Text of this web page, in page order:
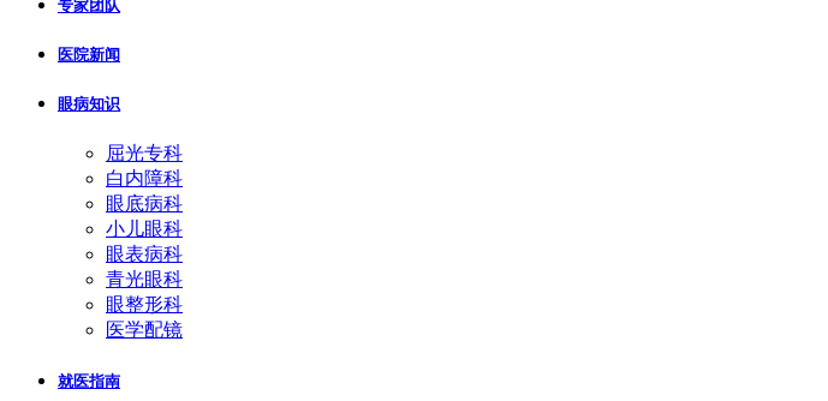
专家团队
医院新闻
眼病知识
屈光专科
白内障科
眼底病科
小儿眼科
眼表病科
青光眼科
眼整形科
医学配镜
就医指南